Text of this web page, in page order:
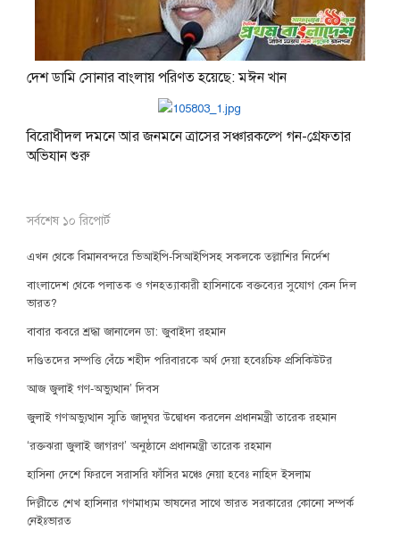
দেশ ডামি সোনার বাংলায় পরিণত হয়েছে: মঈন খান
বিরোধীদল দমনে আর জনমনে ত্রাসের সঞ্চারকল্পে গন-গ্রেফতার
অভিযান শুরু
সর্বশেষ ১০ রিপোর্ট
এখন থেকে বিমানবন্দরে ভিআইপি-সিআইপিসহ সকলকে তল্লাশির নির্দেশ
বাংলাদেশ থেকে পলাতক ও গনহত্যাকারী হাসিনাকে বক্তব্যের সুযোগ কেন দিল
ভারত?
বাবার কবরে শ্রদ্ধা জানালেন ডা: জুবাইদা রহমান
দণ্ডিতদের সম্পত্তি বেঁচে শহীদ পরিবারকে অর্থ দেয়া হবেঃচিফ প্রসিকিউটর
আজ জুলাই গণ-অভ্যুত্থান’ দিবস
জুলাই গণঅভ্যুত্থান স্মৃতি জাদুঘর উদ্বোধন করলেন প্রধানমন্ত্রী তারেক রহমান
‘রক্তঝরা জুলাই জাগরণ’ অনুষ্ঠানে প্রধানমন্ত্রী তারেক রহমান
হাসিনা দেশে ফিরলে সরাসরি ফাঁসির মঞ্চে নেয়া হবেঃ নাহিদ ইসলাম
দিল্লীতে শেখ হাসিনার গণমাধ্যম ভাষনের সাথে ভারত সরকারের কোনো সম্পর্ক
নেইঃভারত